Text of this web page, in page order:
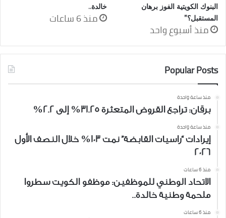
البنوك الكويتية الفوز برهان
المستقبل؟”
منذ أسبوع واحد
خالدة..
منذ 6 ساعات
Popular Posts
منذ ساعة واحدة
برقان: تراجع القروض المتعثرة 31.25% إلى 2.2%
منذ ساعة واحدة
إيرادات “راسيات القابضة” نمت 103% خلال النصف الأول
2026
منذ 6 ساعات
الاتحاد الوطني للموظفين: موظفو الكويت سطروا
ملحمة وطنية خالدة..
منذ 6 ساعات